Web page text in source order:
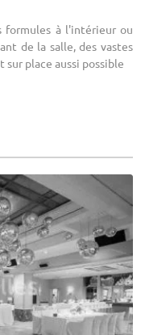
formules à l'intérieur ou
de la salle, des vastes
place aussi possible